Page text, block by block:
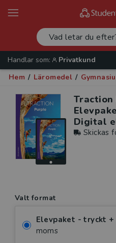
Handlar som:
Privatkund
Hem / Läromedel /
Traction
Digital
Skickas
Valt format
Elevpaket - tryckt
moms